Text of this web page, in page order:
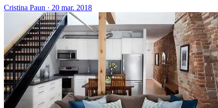
Cristina Paun · 20 mar. 2018